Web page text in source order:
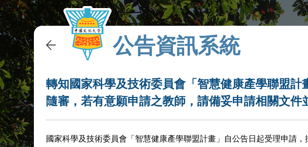
公告資訊系統
轉知國家科學及技術委員會「智慧健康產學聯盟
隨審，若有意願申請之教師，請備妥申請相關文件
國家科學及技術委員會「智慧健康產學聯盟計畫」自公告日起受理申請